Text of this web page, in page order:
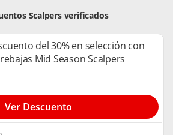
Scalpers verificados
del 30% en selección con
Mid Season Scalpers
Ver Descuento